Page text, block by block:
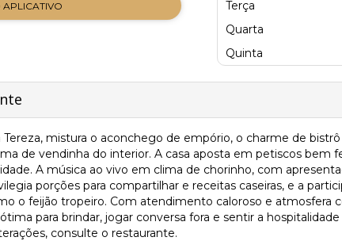
APLICATIVO
Terça
Quarta
Quinta
Tereza, mistura o aconchego de empório, o charme de
de vendinha do interior. A casa aposta em petiscos bem
A música ao vivo em clima de chorinho, com
porções para compartilhar e receitas caseiras, e a
o feijão tropeiro. Com atendimento caloroso e atmosfera
para brindar, jogar conversa fora e sentir a
consulte o restaurante.